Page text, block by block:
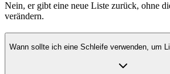
Nein, er gibt eine neue Liste zurück, ohne
verändern.
Wann sollte ich eine Schleife verwenden, um